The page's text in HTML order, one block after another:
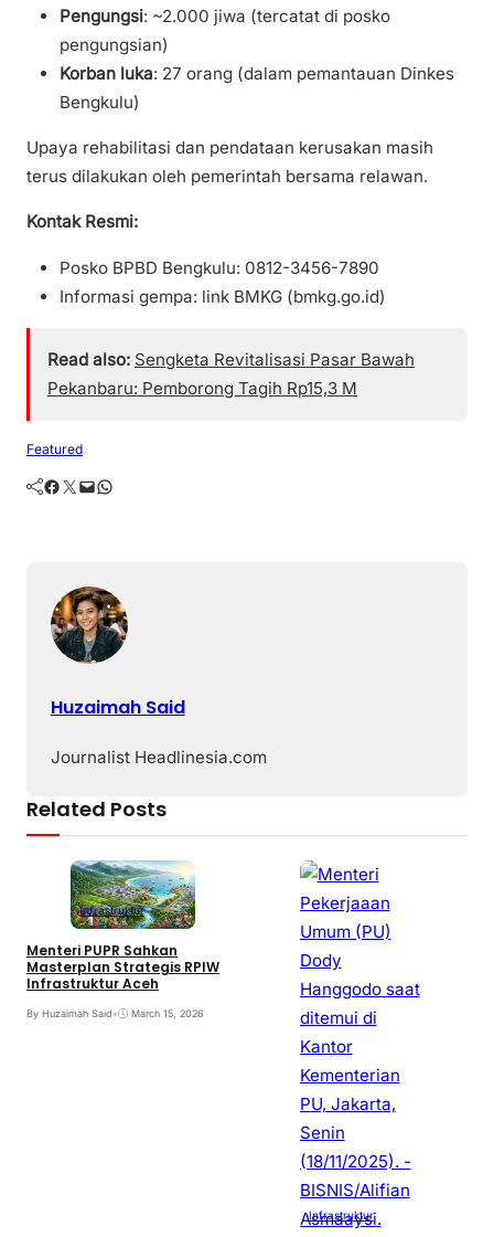
Pengungsi: ~2.000 jiwa (tercatat di posko
pengungsian)
Korban luka: 27 orang (dalam pemantauan Dinkes
Bengkulu)
Upaya rehabilitasi dan pendataan kerusakan masih
terus dilakukan oleh pemerintah bersama relawan.
Kontak Resmi:
Posko BPBD Bengkulu: 0812-3456-7890
Informasi gempa: link BMKG (bmkg.go.id)
Read also: Sengketa Revitalisasi Pasar Bawah
Pekanbaru: Pemborong Tagih Rp15,3 M
Featured
Facebook Twitter Mail WhatsApp
Huzaimah Said
Journalist Headlinesia.com
Related Posts
Infrastruktur
Menteri PUPR Sahkan
Masterplan Strategis RPIW
Infrastruktur Aceh
By Huzaimah Said• March 15, 2026
Infrastruktur